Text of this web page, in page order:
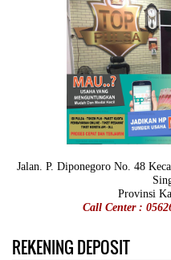
Jalan. P. Diponegoro No. 48
Provinsi
Call Center :
REKENING DEPOSIT